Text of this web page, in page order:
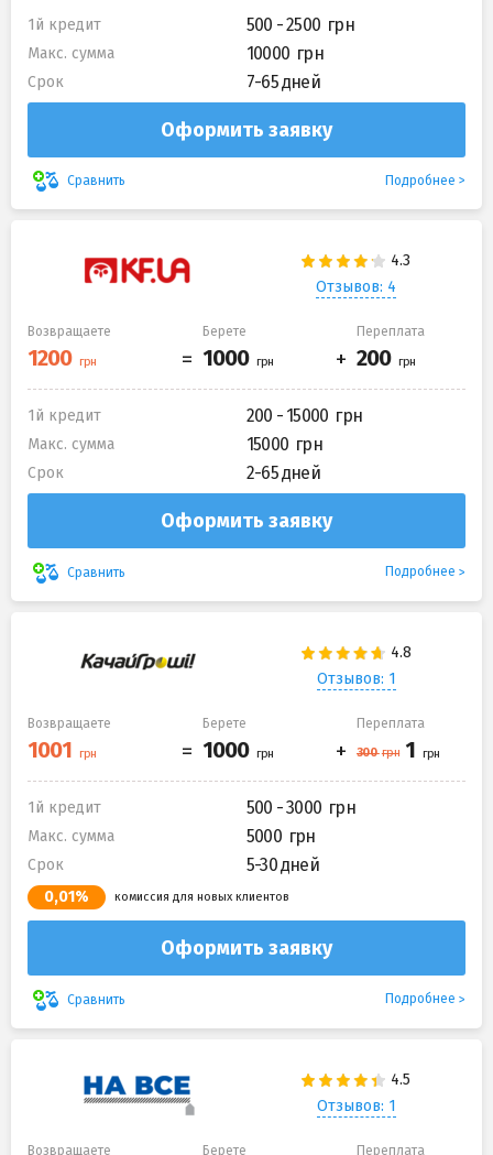
1й кредит 500 - 2500
Макс. сумма 10000
Срок 7-65 дней
Оформить заявку
Сравнить Подробнее
Отзывов: 4
Возвращаете Берете Переплата
1й кредит 200 - 15000
Макс. сумма 15000
Срок 2-65 дней
Оформить заявку
Сравнить Подробнее
Отзывов: 1
Возвращаете Берете Переплата
1й кредит 500 - 3000
Макс. сумма 5000
Срок 5-30 дней
0,01% комиссия для новых клиентов
Оформить заявку
Сравнить Подробнее
Отзывов: 1
Возвращаете Берете Переплата